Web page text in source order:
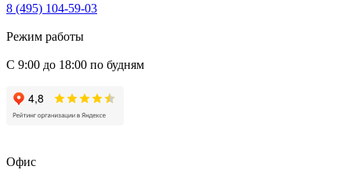
8 (495) 104-59-03
Режим работы
С 9:00 до 18:00 по будням
Офис